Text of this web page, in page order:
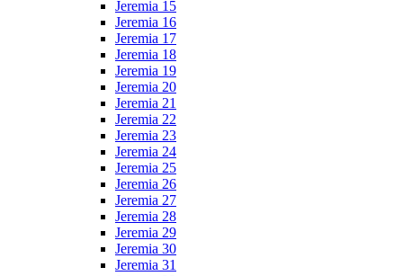
Jeremia 15
Jeremia 16
Jeremia 17
Jeremia 18
Jeremia 19
Jeremia 20
Jeremia 21
Jeremia 22
Jeremia 23
Jeremia 24
Jeremia 25
Jeremia 26
Jeremia 27
Jeremia 28
Jeremia 29
Jeremia 30
Jeremia 31